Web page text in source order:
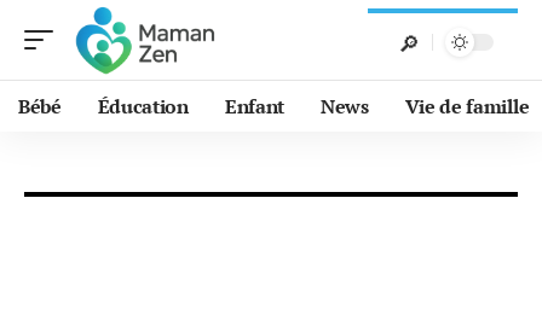
Bébé Éducation Enfant News Vie de famille